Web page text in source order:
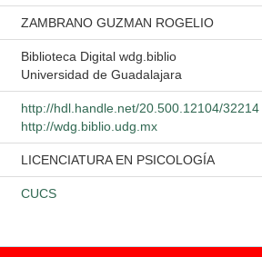
ZAMBRANO GUZMAN ROGELIO
Biblioteca Digital wdg.biblio
Universidad de Guadalajara
http://hdl.handle.net/20.500.12104/32214
http://wdg.biblio.udg.mx
LICENCIATURA EN PSICOLOGÍA
CUCS